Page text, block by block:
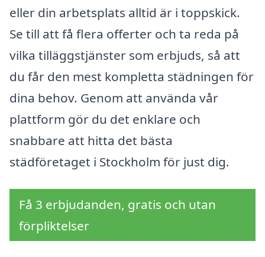
eller din arbetsplats alltid är i toppskick.
Se till att få flera offerter och ta reda på
vilka tilläggstjänster som erbjuds, så att
du får den mest kompletta städningen för
dina behov. Genom att använda vår
plattform gör du det enklare och
snabbare att hitta det bästa
städföretaget i Stockholm för just dig.
Få 3 erbjudanden, gratis och utan
förpliktelser